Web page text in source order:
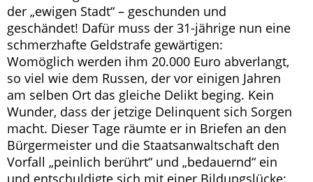
der „ewigen Stadt“ – geschunden und
geschändet! Dafür muss der 31-jährige nun eine
schmerzhafte Geldstrafe gewärtigen:
Womöglich werden ihm 20.000 Euro abverlangt,
so viel wie dem Russen, der vor einigen Jahren
am selben Ort das gleiche Delikt beging. Kein
Wunder, dass der jetzige Delinquent sich Sorgen
macht. Dieser Tage räumte er in Briefen an den
Bürgermeister und die Staatsanwaltschaft den
Vorfall „peinlich berührt“ und „bedauernd“ ein
und entschuldigte sich mit einer Bildungslücke: